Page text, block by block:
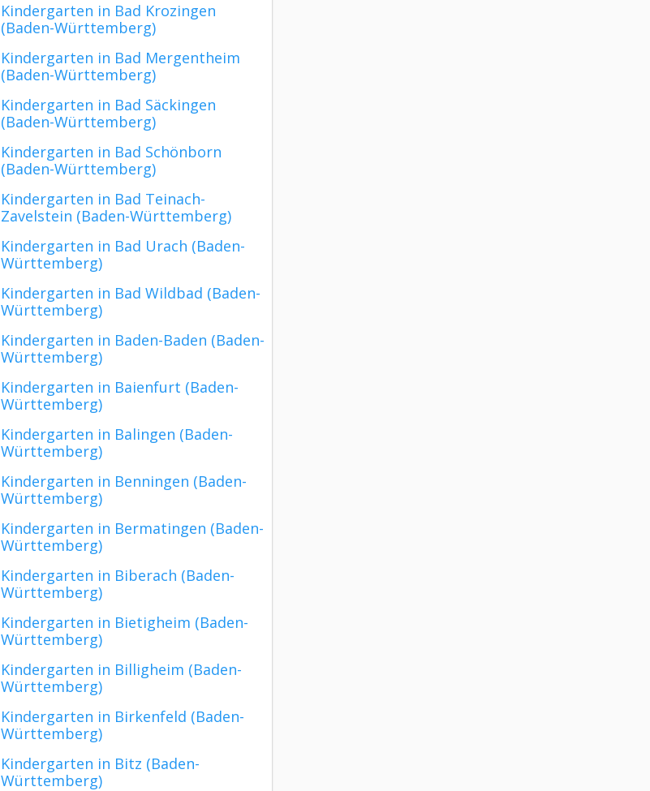
Kindergarten in Bad Krozingen
(Baden-Württemberg)
Kindergarten in Bad Mergentheim
(Baden-Württemberg)
Kindergarten in Bad Säckingen
(Baden-Württemberg)
Kindergarten in Bad Schönborn
(Baden-Württemberg)
Kindergarten in Bad Teinach-
Zavelstein (Baden-Württemberg)
Kindergarten in Bad Urach (Baden-
Württemberg)
Kindergarten in Bad Wildbad (Baden-
Württemberg)
Kindergarten in Baden-Baden (Baden-
Württemberg)
Kindergarten in Baienfurt (Baden-
Württemberg)
Kindergarten in Balingen (Baden-
Württemberg)
Kindergarten in Benningen (Baden-
Württemberg)
Kindergarten in Bermatingen (Baden-
Württemberg)
Kindergarten in Biberach (Baden-
Württemberg)
Kindergarten in Bietigheim (Baden-
Württemberg)
Kindergarten in Billigheim (Baden-
Württemberg)
Kindergarten in Birkenfeld (Baden-
Württemberg)
Kindergarten in Bitz (Baden-
Württemberg)